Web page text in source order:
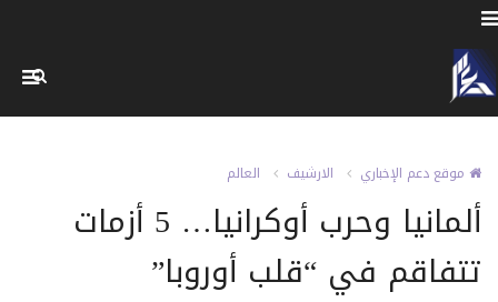
موقع دعم الإخباري الارشيف العالم
ألمانيا وحرب أوكرانيا… 5 أزمات
تتفاقم في “قلب أوروبا”